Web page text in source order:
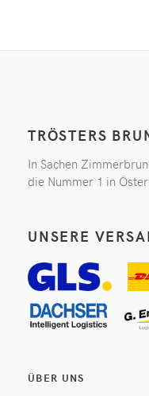
TRÖSTERS
In Sachen
die Nummer 1 in
UNSERE
ÜBER UNS